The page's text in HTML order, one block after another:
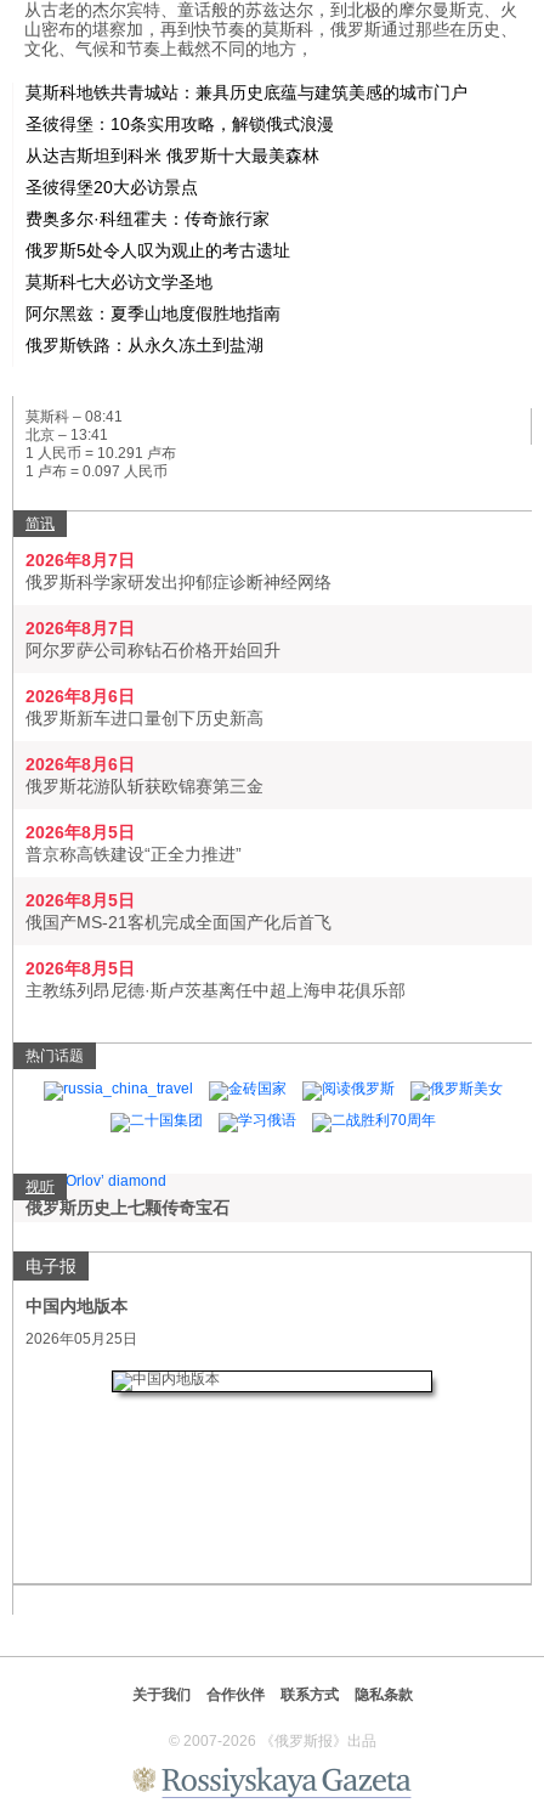
从古老的杰尔宾特、童话般的苏兹达尔，到北极的摩尔曼斯克、火
山密布的堪察加，再到快节奏的莫斯科，俄罗斯通过那些在历史、
文化、气候和节奏上截然不同的地方，
莫斯科地铁共青城站：兼具历史底蕴与建筑美感的城市门户
圣彼得堡：10条实用攻略，解锁俄式浪漫
从达吉斯坦到科米 俄罗斯十大最美森林
圣彼得堡20大必访景点
费奥多尔·科纽霍夫：传奇旅行家
俄罗斯5处令人叹为观止的考古遗址
莫斯科七大必访文学圣地
阿尔黑兹：夏季山地度假胜地指南
俄罗斯铁路：从永久冻土到盐湖
莫斯科 – 08:41
北京 – 13:41
1 人民币 = 10.291 卢布
1 卢布 = 0.097 人民币
简讯
2026年8月7日
俄罗斯科学家研发出抑郁症诊断神经网络
2026年8月7日
阿尔罗萨公司称钻石价格开始回升
2026年8月6日
俄罗斯新车进口量创下历史新高
2026年8月6日
俄罗斯花游队斩获欧锦赛第三金
2026年8月5日
普京称高铁建设“正全力推进”
2026年8月5日
俄国产MS-21客机完成全面国产化后首飞
2026年8月5日
主教练列昂尼德·斯卢茨基离任中超上海申花俱乐部
热门话题
视听
俄罗斯历史上七颗传奇宝石
电子报
中国内地版本
2026年05月25日
关于我们 合作伙伴 联系方式 隐私条款
© 2007-2026 《俄罗斯报》出品